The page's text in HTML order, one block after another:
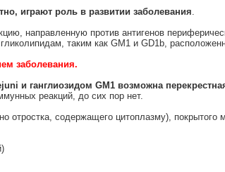
играют роль в развитии заболевания.
направленную против антигенов
таким как GM1 и GD1b,
заболевания.
и ганглиозидом GM1 возможна
реакций, до сих пор нет.
отростка, содержащего цитоплазму), покрытого